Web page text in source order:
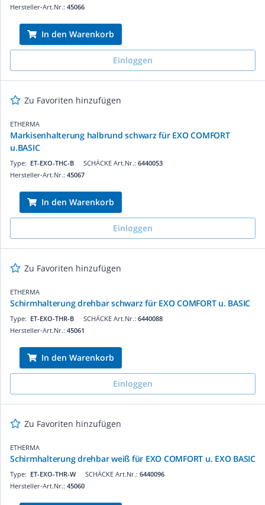
Hersteller-Art.Nr.: 45066
In den Warenkorb
Einloggen
Zu Favoriten hinzufügen
ETHERMA
Markisenhalterung halbrund schwarz für EXO COMFORT
u.BASIC
SCHÄCKE Art.Nr.: 6440053
Type: ET-EXO-THC-B
Hersteller-Art.Nr.: 45067
In den Warenkorb
Einloggen
Zu Favoriten hinzufügen
ETHERMA
Schirmhalterung drehbar schwarz für EXO COMFORT u. BASIC
SCHÄCKE Art.Nr.: 6440088
Type: ET-EXO-THR-B
Hersteller-Art.Nr.: 45061
In den Warenkorb
Einloggen
Zu Favoriten hinzufügen
ETHERMA
Schirmhalterung drehbar weiß für EXO COMFORT u. EXO BASIC
SCHÄCKE Art.Nr.: 6440096
Type: ET-EXO-THR-W
Hersteller-Art.Nr.: 45060